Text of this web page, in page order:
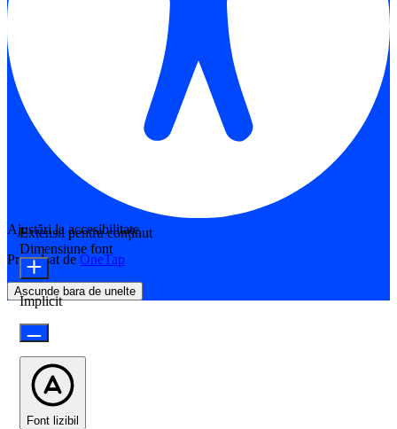
Ajustări la accesibilitate
Propulsat de OneTap
Ascunde bara de unelte
Extensii pentru conținut
Dimensiune font
Implicit
Font lizibil